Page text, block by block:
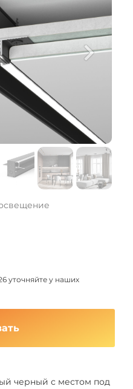
уточняйте у наших
черный с местом под